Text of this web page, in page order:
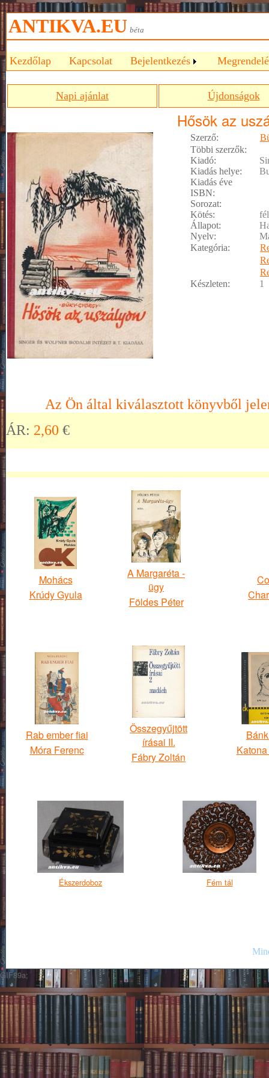
ANTIKVA.EU béta
Kezdőlap Kapcsolat Bejelentkezés
Napi ajánlat Újdonságok
Hősök az
Szerző:
Többi szerzők:
Kiadó:
Kiadás helye:
Kiadás éve
ISBN:
Sorozat:
Kötés:
Állapot:
Nyelv:
Kategória:
Készleten:
1
Az Ön által kiválasztott könyvből
ÁR: 2,60 €
Mohács
Krúdy Gyula
A Margaréta -
ügy
Földes Péter
Rab ember fiai
Móra Ferenc
Összegyűjtött
írásai II.
Fábry Zoltán
Ékszerdoboz Fém tál
GIF89a;